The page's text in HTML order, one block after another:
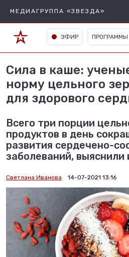
МЕДИАГРУППА «ЗВЕЗДА»
ЭФИР ПРОГРАММЫ
Сила в каше:
норму цельного
для здорового
Всего три порции
продуктов в день
развития сердечено-
заболеваний, выяснили
Светлана Иванова 14-07-2021 13:16